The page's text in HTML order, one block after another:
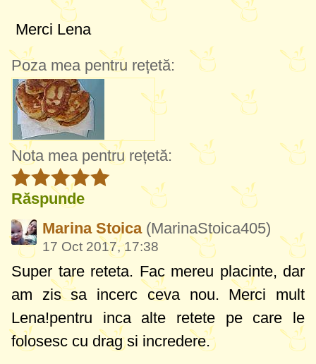
Merci Lena
Poza mea pentru rețetă:
Nota mea pentru rețetă:
Răspunde
Marina Stoica (MarinaStoica405)
17 Oct 2017, 17:38
Super tare reteta. Fac mereu placinte, dar
am zis sa incerc ceva nou. Merci mult
Lena!pentru inca alte retete pe care le
folosesc cu drag si incredere.